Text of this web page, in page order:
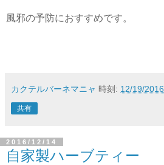
風邪の予防におすすめです。
カクテルバーネマニャ 時刻: 12/19/2016
共有
2016/12/14
自家製ハーブティー